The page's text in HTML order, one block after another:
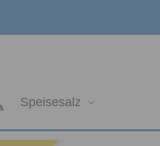
Speisesalz